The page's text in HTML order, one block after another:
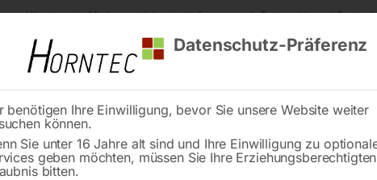
aus Kärnten Markenqualität Lieferung nach Österreich und
Reinigung
Hyundai Stromerzeuger DHY9000 SEi
Datenschutz-Präferenz
benötigen Ihre Einwilligung, bevor Sie unsere Website weiter
können.
Sie unter 16 Jahre alt sind und Ihre Einwilligung zu
geben möchten, müssen Sie Ihre
bitten.